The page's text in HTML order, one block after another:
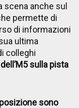
scena anche sul
permette di
di informazioni
ultima
colleghi
sulla pista
sono